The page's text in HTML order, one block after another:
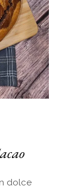
dolce